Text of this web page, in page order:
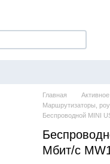
Главная
Маршрутизаторы,
Беспроводной MINI
Мбит/с